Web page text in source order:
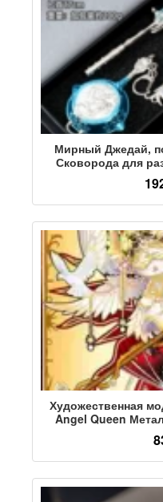
Мирный Джедай,
Сковорода для
M416 с пятью
золотого и
Художественная
Angel Queen
сборка Ручной